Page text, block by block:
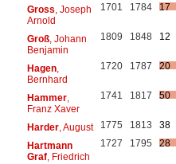
Gross , Joseph
Arnold
1701 1784 17
Groß, Johann
Benjamin
1809 1848 12
Hagen,
Bernhard
1720 1787 20
Hammer,
Franz Xaver
1741 1817 50
Harder, August 1775 1813
38
Hartmann
Graf, Friedrich
1727 1795 28